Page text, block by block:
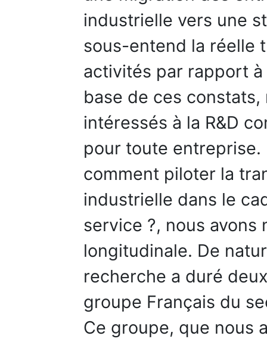
industrielle vers une
sous-entend la réelle
activités par rapport
base de ces
intéressés à la R&D
pour toute entreprise.
comment piloter la
industrielle dans le
service ?, nous avons
longitudinale. De
recherche a duré
groupe Français du
Ce groupe, que nous